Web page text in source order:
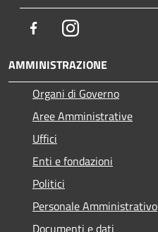
FacebookInstagram
AMMINISTRAZIONE
Organi di Governo
Aree Amministrative
Uffici
Enti e fondazioni
Politici
Personale Amministrativo
Documenti e dati